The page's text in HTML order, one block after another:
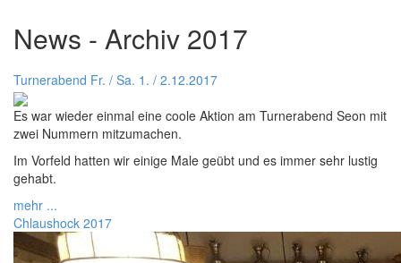
News - Archiv 2017
Turnerabend Fr. / Sa. 1. / 2.12.2017
Es war wieder einmal eine coole Aktion am Turnerabend Seon mit
zwei Nummern mitzumachen.
Im Vorfeld hatten wir einige Male geübt und es immer sehr lustig
gehabt.
mehr ...
Chlaushock 2017